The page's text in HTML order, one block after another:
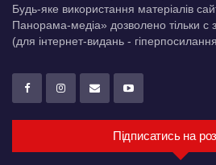
Будь-яке використання матеріалів
Панорама-медіа» дозволено тільки c
(для інтернет-видань -
Підписатись на